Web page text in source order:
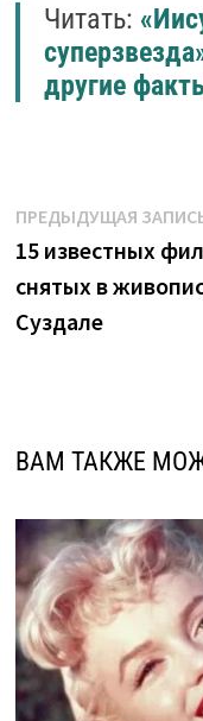
Читать:
другие
Навигация
по
записям
ПРЕДЫДУЩАЯ
15 известных
снятых в
Суздале
ВАМ ТАКЖЕ